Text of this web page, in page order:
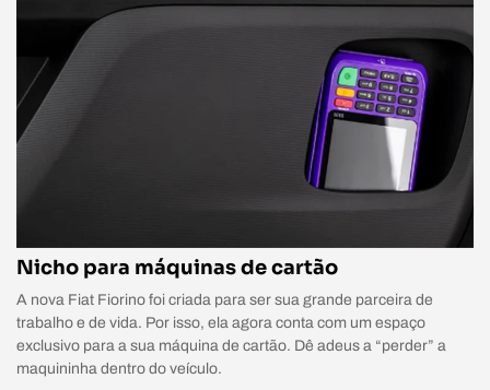
Nicho para máquinas de cartão
A nova Fiat Fiorino foi criada para ser sua grande parceira de
trabalho e de vida. Por isso, ela agora conta com um espaço
exclusivo para a sua máquina de cartão. Dê adeus a “perder” a
maquininha dentro do veículo.